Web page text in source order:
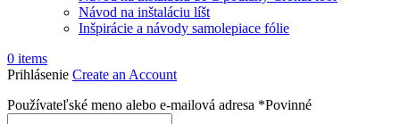
Návod na inštaláciu líšt
Inšpirácie a návody samolepiace fólie
0 items
Prihlásenie Create an Account
Používateľské meno alebo e-mailová adresa *Povinné